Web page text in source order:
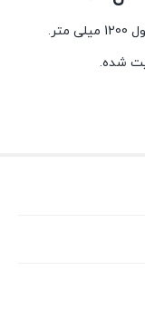
شده.